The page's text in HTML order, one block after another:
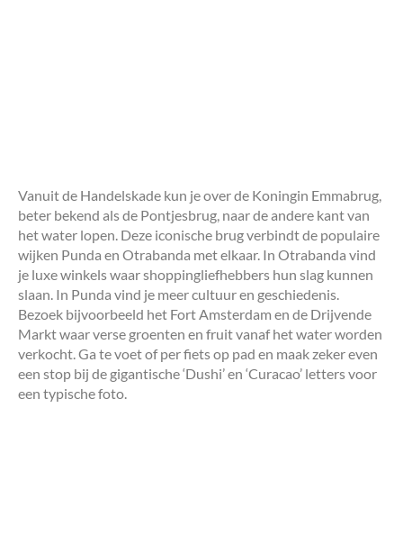
Vanuit de Handelskade kun je over de Koningin Emmabrug,
beter bekend als de Pontjesbrug, naar de andere kant van
het water lopen. Deze iconische brug verbindt de populaire
wijken Punda en Otrabanda met elkaar. In Otrabanda vind
je luxe winkels waar shoppingliefhebbers hun slag kunnen
slaan. In Punda vind je meer cultuur en geschiedenis.
Bezoek bijvoorbeeld het Fort Amsterdam en de Drijvende
Markt waar verse groenten en fruit vanaf het water worden
verkocht. Ga te voet of per fiets op pad en maak zeker even
een stop bij de gigantische ‘Dushi’ en ‘Curacao’ letters voor
een typische foto.